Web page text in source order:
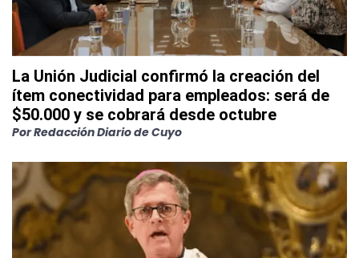
La Unión Judicial confirmó la creación del
ítem conectividad para empleados: será de
$50.000 y se cobrará desde octubre
PorRedacción Diario de Cuyo